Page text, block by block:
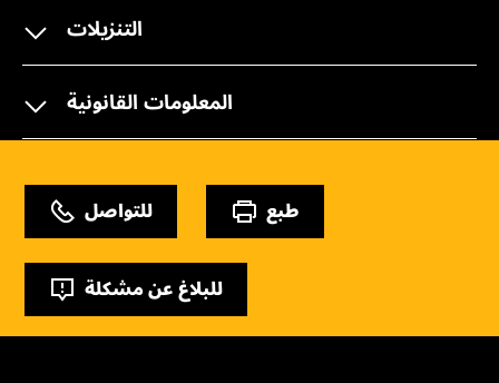
التنزيلات
المعلومات القانونية
للتواصل طبع
للبلاغ عن مشكلة